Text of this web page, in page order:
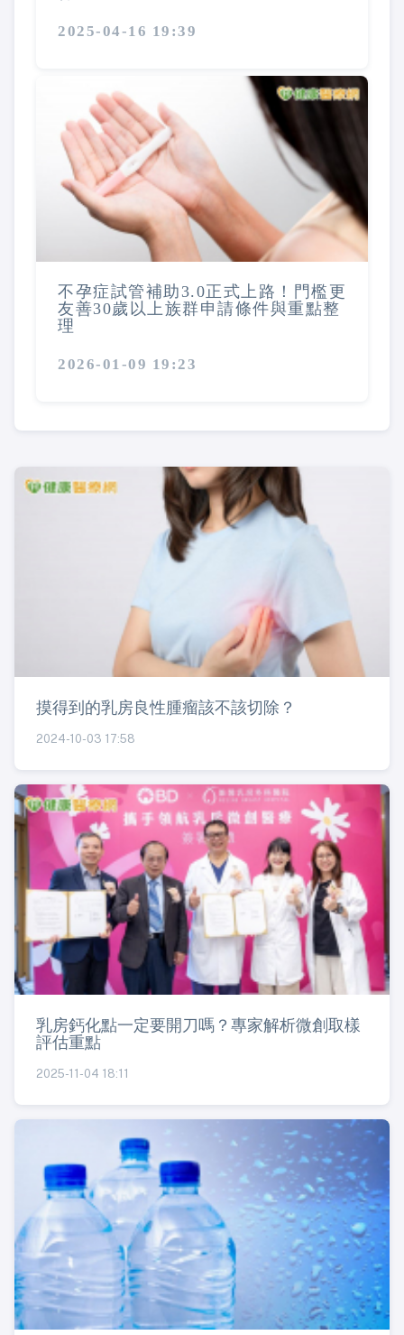
2025-04-16 19:39
不孕症試管補助3.0正式上路！門檻更
友善30歲以上族群申請條件與重點整
理
2026-01-09 19:23
摸得到的乳房良性腫瘤該不該切除？
2024-10-03 17:58
乳房鈣化點一定要開刀嗎？專家解析微創取樣
評估重點
2025-11-04 18:11